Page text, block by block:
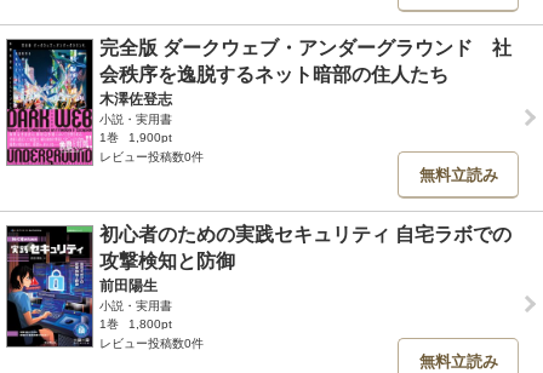
完全版 ダークウェブ・アンダーグラウンド 社
会秩序を逸脱するネット暗部の住人たち
木澤佐登志
小説・実用書
1巻
1,900pt
レビュー投稿数0件
無料立読み
初心者のための実践セキュリティ 自宅ラボでの
攻撃検知と防御
前田陽生
小説・実用書
1巻
1,800pt
レビュー投稿数0件
無料立読み